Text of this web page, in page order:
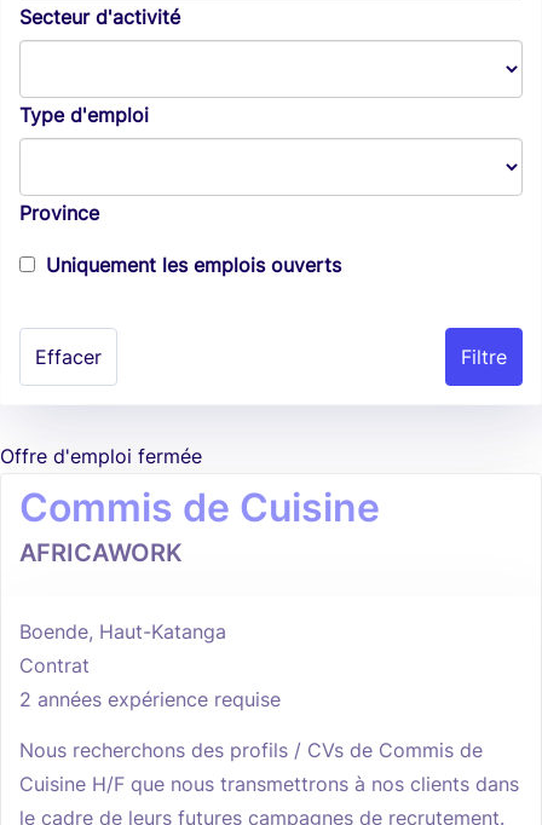
Secteur d'activité
Type d'emploi
Province
Uniquement les emplois ouverts
Effacer
Offre d'emploi fermée
Commis de Cuisine
AFRICAWORK
Boende, Haut-Katanga
Contrat
2 années expérience requise
Nous recherchons des profils / CVs de Commis de
Cuisine H/F que nous transmettrons à nos clients dans
le cadre de leurs futures campagnes de recrutement.